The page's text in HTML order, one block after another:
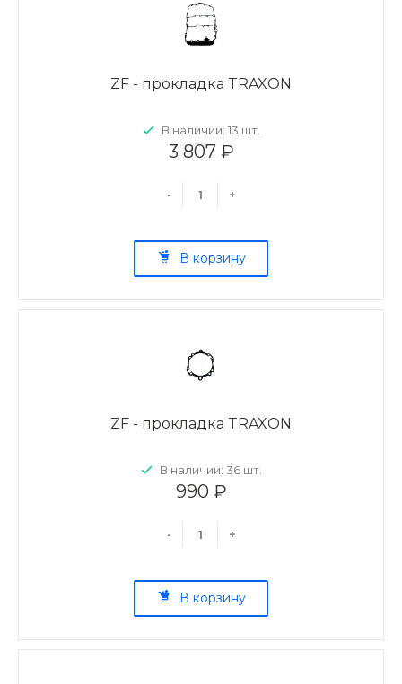
ZF - прокладка TRAXON
В наличии: 13 шт.
3 807 ₽
- +
В корзину
ZF - прокладка TRAXON
В наличии: 36 шт.
990 ₽
- +
В корзину